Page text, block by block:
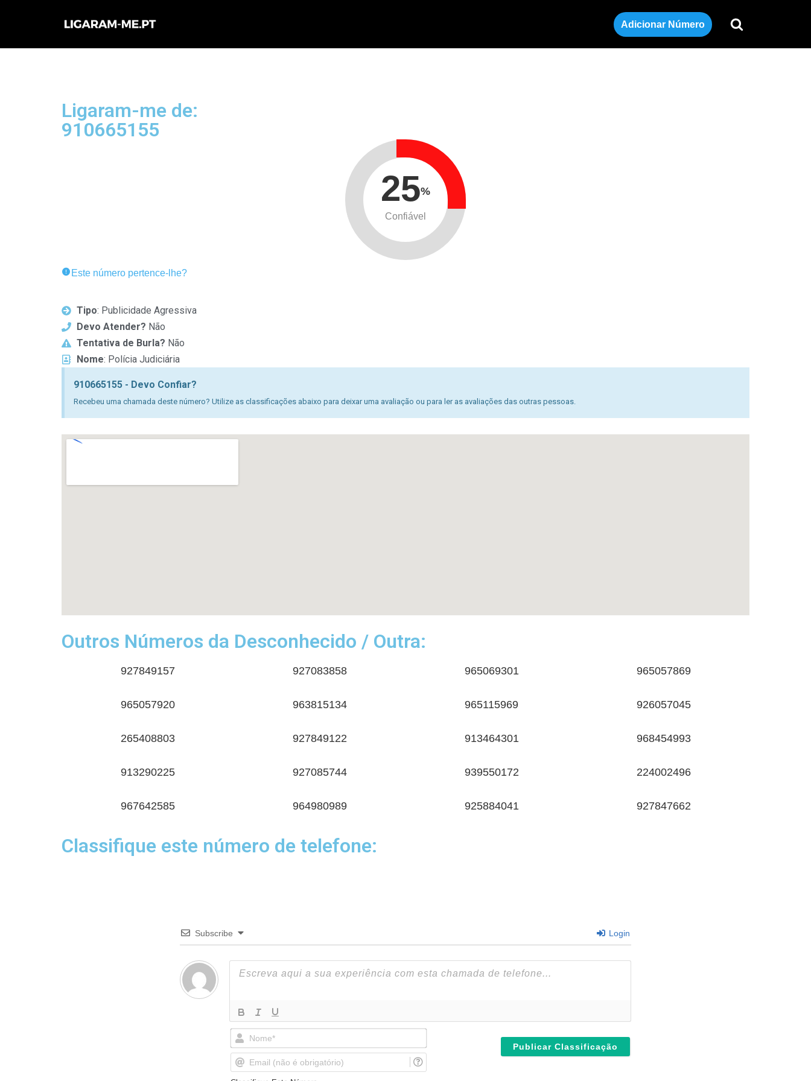
para
Adicionar Número
Ligaram-me de:
910665155
25%
Confiável
Este número pertence-lhe?
Tipo: Publicidade Agressiva
Devo Atender? Não
Tentativa de Burla? Não
Nome: Polícia Judiciária
910665155 - Devo Confiar?
Recebeu uma chamada deste número? Utilize as classificações abaixo para deixar uma avaliação ou para ler as avaliações das outras pessoas.
Outros Números da Desconhecido / Outra:
927849157 927083858 965069301 965057869
965057920 963815134 965115969 926057045
265408803 927849122 913464301 968454993
913290225 927085744 939550172 224002496
967642585 964980989 925884041 927847662
Classifique este número de telefone:
Subscribe Login
N
m